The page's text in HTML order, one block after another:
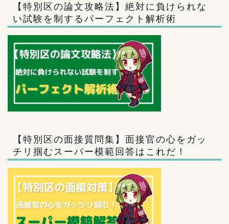
【特別区の論文攻略法】絶対に負けられな
い試験を制するパーフェクト解析術
【特別区の面接質問集】面接官の心をガッ
チリ掴むスーパー模範回答はこれだ！